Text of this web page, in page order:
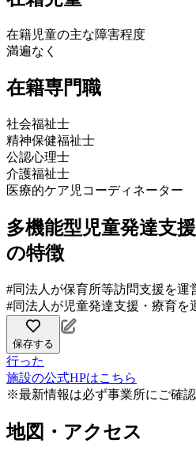
在籍児童の主な障害程度
満遍なく
在籍専門職
社会福祉士
精神保健福祉士
公認心理士
介護福祉士
医療的ケア児コーディネーター
多機能型児童発達支
の特徴
#同法人が保育所等訪問支援を運
#同法人が児童発達支援・療育を
保存する
行った
施設の公式HPはこちら
※最新情報は必ず事業所にご確
地図・アクセス